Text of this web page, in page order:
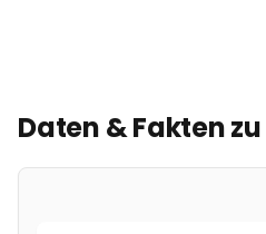
Daten & Fakten zu